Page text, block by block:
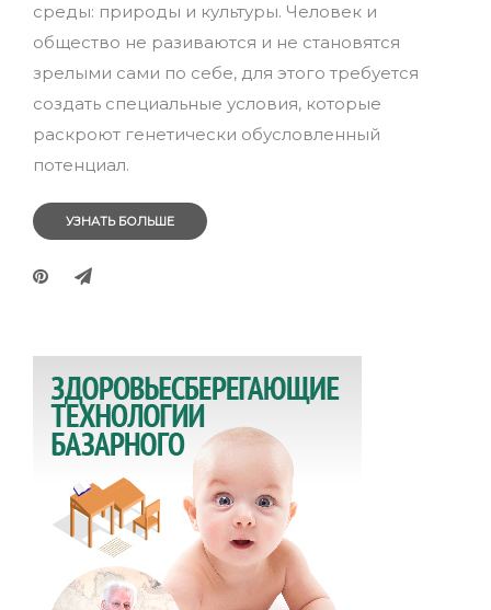
среды: природы и культуры. Человек и
общество не разиваются и не становятся
зрелыми сами по себе, для этого требуется
создать специальные условия, которые
раскроют генетически обусловленный
потенциал.
УЗНАТЬ БОЛЬШЕ